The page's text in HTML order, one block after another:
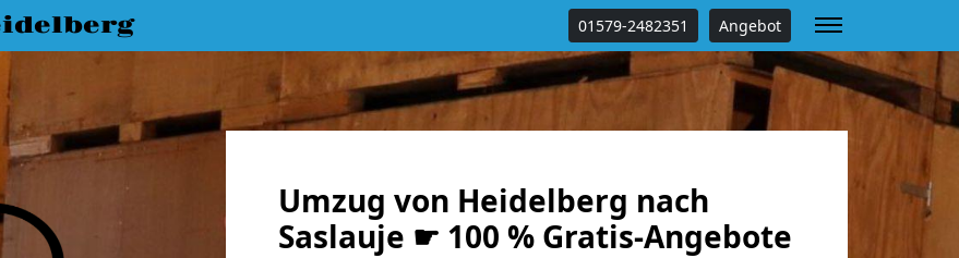
01579-2482351 Angebot
Umzug von Heidelberg nach
Saslauje ☛ 100 % Gratis-Angebote